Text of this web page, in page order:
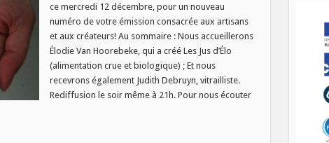
du
ce mercredi 12 décembre, pour un nouveau
numéro de votre émission consacrée aux artisans
et aux créateurs! Au sommaire : Nous accueillerons
Élodie Van Hoorebeke, qui a créé Les Jus d’Élo
(alimentation crue et biologique) ; Et nous
recevrons également Judith Debruyn, vitrailliste.
Rediffusion le soir même à 21h. Pour nous écouter